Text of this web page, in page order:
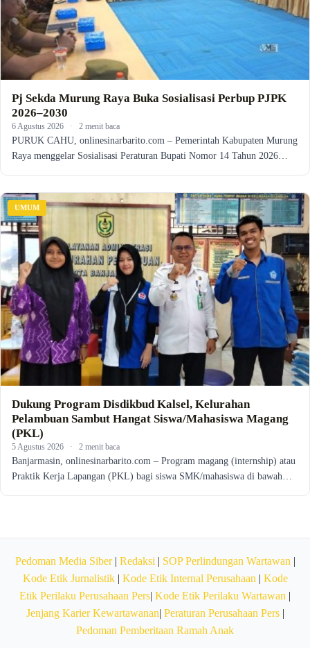
Pj Sekda Murung Raya Buka Sosialisasi Perbup PJPK
2026–2030
6 Agustus 2026 · 2 menit baca
PURUK CAHU, onlinesinarbarito.com – Pemerintah Kabupaten Murung
Raya menggelar Sosialisasi Peraturan Bupati Nomor 14 Tahun 2026…
UMUM
Dukung Program Disdikbud Kalsel, Kelurahan
Pelambuan Sambut Hangat Siswa/Mahasiswa Magang
(PKL)
5 Agustus 2026 · 2 menit baca
Banjarmasin, onlinesinarbarito.com – Program magang (internship) atau
Praktik Kerja Lapangan (PKL) bagi siswa SMK/mahasiswa di bawah…
Pedoman Media Siber| Redaksi | SOP Perlindungan Wartawan |
Kode Etik Jurnalistik| Kode Etik Internal Perusahaan | Kode
Etik Perilaku Perusahaan Pers| Kode Etik Perilaku Wartawan |
Jenjang Karier Kewartawanan| Peraturan Perusahaan Pers|
Pedoman Pemberitaan Ramah Anak